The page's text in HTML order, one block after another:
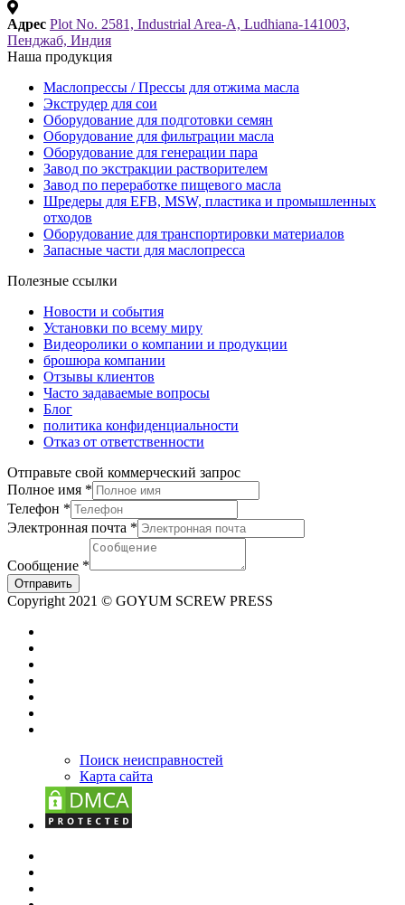
Адрес Plot No. 2581, Industrial Area-A, Ludhiana-141003,
Пенджаб, Индия
Наша продукция
Маслопрессы / Прессы для отжима масла
Экструдер для сои
Оборудование для подготовки семян
Оборудование для фильтрации масла
Оборудование для генерации пара
Завод по экстракции растворителем
Завод по переработке пищевого масла
Шредеры для EFB, MSW, пластика и промышленных
отходов
Оборудование для транспортировки материалов
Запасные части для маслопресса
Полезные ссылки
Новости и события
Установки по всему миру
Видеоролики о компании и продукции
брошюра компании
Отзывы клиентов
Часто задаваемые вопросы
Блог
политика конфиденциальности
Отказ от ответственности
Отправьте свой коммерческий запрос
Полное имя *
Телефон *
Электронная почта *
Сообщение *
Отправить
Copyright 2021 © GOYUM SCREW PRESS
Поиск неисправностей
Карта сайта